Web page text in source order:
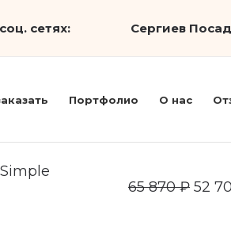
сетях: Сергиев
Портфолио О нас
65 870₽ 52